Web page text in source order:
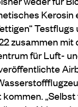
Kerosin
zusammen mit
für Luft-
„Selbst